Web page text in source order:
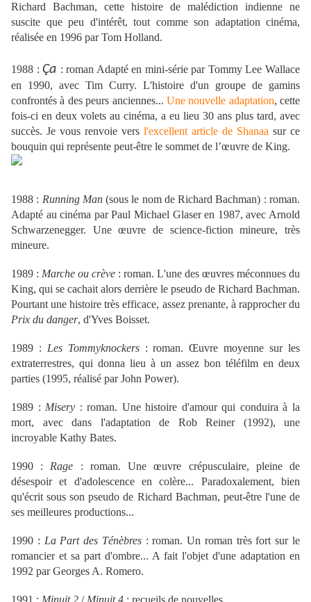
Richard Bachman, cette histoire de malédiction indienne ne
suscite que peu d'intérêt, tout comme son adaptation cinéma,
réalisée en 1996 par Tom Holland.
1988 :Ça : roman Adapté en mini-série par Tommy Lee Wallace
en 1990, avec Tim Curry. L'histoire d'un groupe de gamins
confrontés à des peurs anciennes... Une nouvelle adaptation, cette
fois-ci en deux volets au cinéma, a eu lieu 30 ans plus tard, avec
succès. Je vous renvoie vers l'excellent article de Shanaa sur ce
bouquin qui représente peut-être le sommet de l’œuvre de King.
1988 : Running Man(sous le nom de Richard Bachman) : roman.
Adapté au cinéma par Paul Michael Glaser en 1987, avec Arnold
Schwarzenegger. Une œuvre de science-fiction mineure, très
mineure.
1989 : Marche ou crève : roman. L'une des œuvres méconnues du
King, qui se cachait alors derrière le pseudo de Richard Bachman.
Pourtant une histoire très efficace, assez prenante, à rapprocher du
Prix du danger, d'Yves Boisset.
1989 : Les Tommyknockers: roman. Œuvre moyenne sur les
extraterrestres, qui donna lieu à un assez bon téléfilm en deux
parties (1995, réalisé par John Power).
1989 : Misery : roman. Une histoire d'amour qui conduira à la
mort, avec dans l'adaptation de Rob Reiner (1992), une
incroyable Kathy Bates.
1990 : Rage : roman. Une œuvre crépusculaire, pleine de
désespoir et d'adolescence en colère... Paradoxalement, bien
qu'écrit sous son pseudo de Richard Bachman, peut-être l'une de
ses meilleures productions...
1990 : La Part des Ténèbres: roman. Un roman très fort sur le
romancier et sa part d'ombre... A fait l'objet d'une adaptation en
1992 par Georges A. Romero.